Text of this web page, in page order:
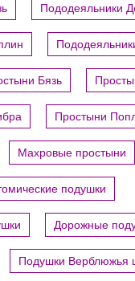
Пододеяльники
Бязь
Простыни
Махровые простыни
подушки
Дорожные
Подушки Верблюжья